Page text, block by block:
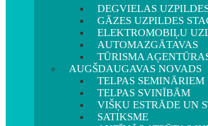
DEGVIELAS
GĀZES UZPILDES
ELEKTROMOBIĻU
AUTOMAZGĀTAVAS
TŪRISMA
AUGŠDAUGAVAS NOVADS
TELPAS
TELPAS SVINĪBĀM
VIŠĶU ESTRĀDE UN
SATIKSME